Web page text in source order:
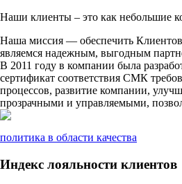
Наши клиенты – это как небольшие
Наша миссия — обеспечить
являемся надежным, выгодным
В 2011 году в компании была
сертификат соответствия СМК
процессов, развитие компании,
прозрачными и управляемыми,
политика в области качества
Индекс лояльности клиентов